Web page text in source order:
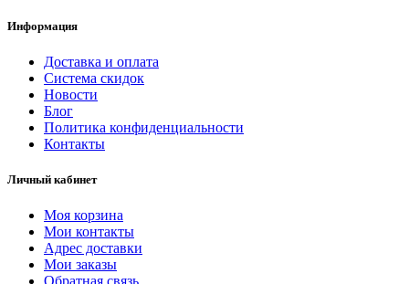
Информация
Доставка и оплата
Система скидок
Новости
Блог
Политика конфиденциальности
Контакты
Личный кабинет
Моя корзина
Мои контакты
Адрес доставки
Мои заказы
Обратная связь